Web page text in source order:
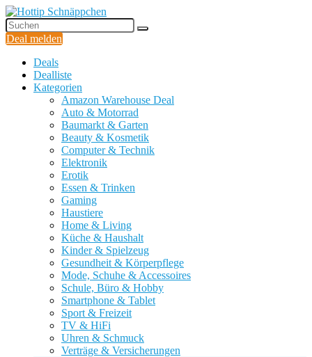
Deal melden
Deals
Dealliste
Kategorien
Amazon Warehouse Deal
Auto & Motorrad
Baumarkt & Garten
Beauty & Kosmetik
Computer & Technik
Elektronik
Erotik
Essen & Trinken
Gaming
Haustiere
Home & Living
Küche & Haushalt
Kinder & Spielzeug
Gesundheit & Körperpflege
Mode, Schuhe & Accessoires
Schule, Büro & Hobby
Smartphone & Tablet
Sport & Freizeit
TV & HiFi
Uhren & Schmuck
Verträge & Versicherungen